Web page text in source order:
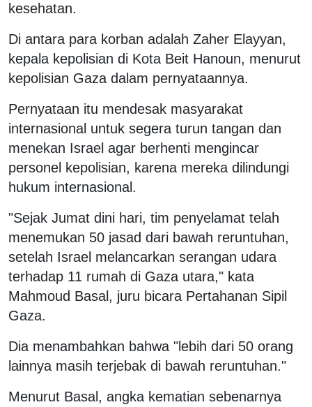
kesehatan.
Di antara para korban adalah Zaher Elayyan,
kepala kepolisian di Kota Beit Hanoun, menurut
kepolisian Gaza dalam pernyataannya.
Pernyataan itu mendesak masyarakat
internasional untuk segera turun tangan dan
menekan Israel agar berhenti mengincar
personel kepolisian, karena mereka dilindungi
hukum internasional.
"Sejak Jumat dini hari, tim penyelamat telah
menemukan 50 jasad dari bawah reruntuhan,
setelah Israel melancarkan serangan udara
terhadap 11 rumah di Gaza utara," kata
Mahmoud Basal, juru bicara Pertahanan Sipil
Gaza.
Dia menambahkan bahwa "lebih dari 50 orang
lainnya masih terjebak di bawah reruntuhan."
Menurut Basal, angka kematian sebenarnya